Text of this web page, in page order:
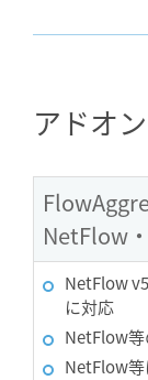
アドオ
NetFlow
NetFlow
に対応
NetFlow
NetFlow